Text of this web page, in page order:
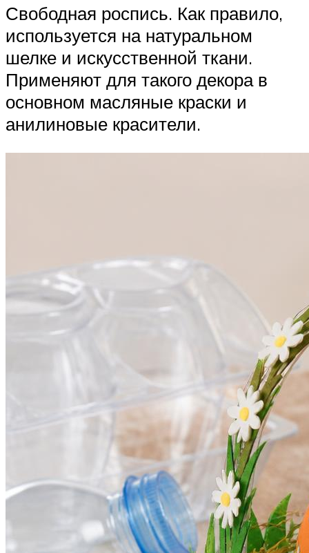
Свободная роспись. Как правило,
используется на натуральном
шелке и искусственной ткани.
Применяют для такого декора в
основном масляные краски и
анилиновые красители.